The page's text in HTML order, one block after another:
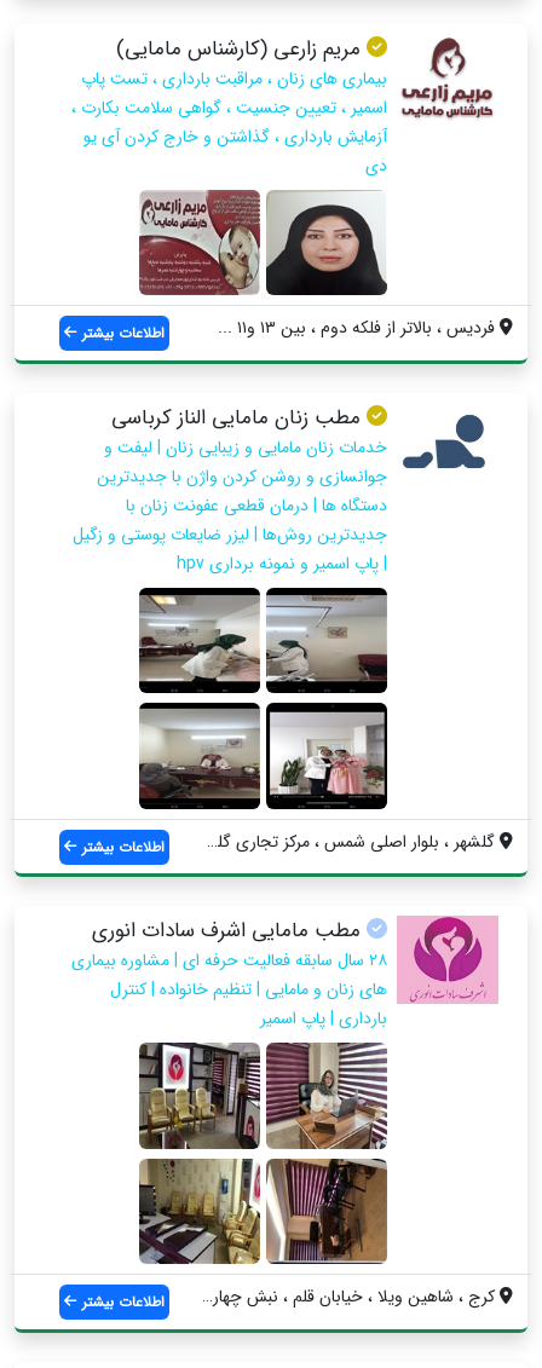
مریم زارعی (کارشناس مامایی)
بیماری های زنان ، مراقبت بارداری ، تست پاپ
اسمیر ، تعیین جنسیت ، گواهی سلامت بکارت ،
آزمایش بارداری ، گذاشتن و خارج کردن آی یو
دی
فردیس ، بالاتر از فلکه دوم ، بین ۱۳ و۱۱ ... اطلاعات بیشتر
مطب زنان مامایی الناز کرباسی
خدمات زنان مامایی و زیبایی زنان | لیفت و
جوانسازی و روشن کردن واژن با جدیدترین
دستگاه ها | درمان قطعی عفونت زنان با
جدیدترین روش‌ها | لیزر ضایعات پوستی و زگیل
| پاپ اسمیر و نمونه برداری hpv
گلشهر ، بلوار اصلی شمس ، مرکز تجاری گلشه... اطلاعات بیشتر
مطب مامایی اشرف سادات انوری
٢٨ سال سابقه فعاليت حرفه ای | مشاوره بيماري
هاي زنان و مامايي | تنظيم خانواده | كنترل
بارداري | پاپ اسمير
کرج ، شاهین ویلا ، خيابان قلم ، نبش چهار... اطلاعات بیشتر